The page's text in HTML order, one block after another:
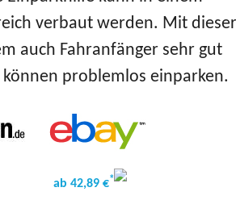
verbaut werden. Mit dieser
auch Fahranfänger sehr gut
problemlos einparken.
ab 42,89 €*